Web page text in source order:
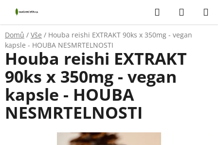
obsah
Hledat
KOŠÍK
Domů / Vše / Houba reishi EXTRAKT 90ks x 350mg - vegan
kapsle - HOUBA NESMRTELNOSTI
Houba reishi EXTRAKT
90ks x 350mg - vegan
kapsle - HOUBA
NESMRTELNOSTI